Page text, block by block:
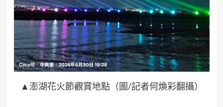
▲澎湖花火節觀賞地點（圖/記者何煥彩翻攝）